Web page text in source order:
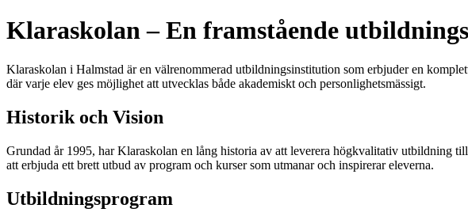
Klaraskolan – En framstående
Klaraskolan i Halmstad är en välrenommerad utbildningsinstitution som erbjuder en
där varje elev ges möjlighet att utvecklas både akademiskt och personlighetsmässigt.
Historik och Vision
Grundad år 1995, har Klaraskolan en lång historia av att leverera högkvalitativ utbildning
att erbjuda ett brett utbud av program och kurser som utmanar och inspirerar eleverna.
Utbildningsprogram